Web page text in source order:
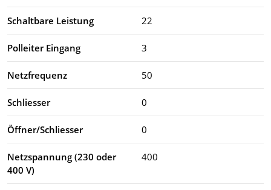
Schaltbare Leistung 22
Polleiter Eingang 3
Netzfrequenz 50
Schliesser 0
Öffner/Schliesser 0
Netzspannung (230 oder
400 V)
400